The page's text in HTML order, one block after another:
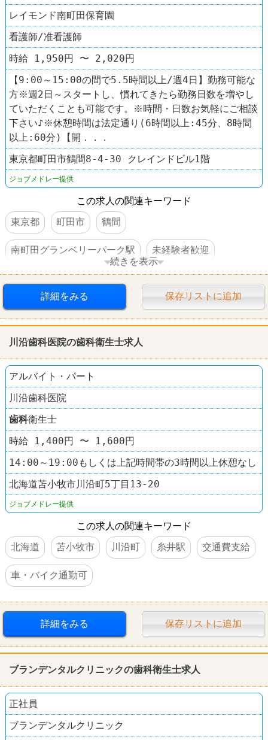
レイモンド南町田保育園
看護師/准看護師
時給 1,950円 〜 2,020円
【9:00～15:00の間で5.5時間以上/週4日】勤務可能な
方※週2日～スタートし、慣れてきたら勤務日数を増やし
ていただくことも可能です。※時間・日数お気軽にご相談
下さい♪※休憩時間は法定通り(6時間以上:45分、8時間
以上:60分)【開．．．
東京都町田市鶴間8-4-30 クレインドビル1階
ジョブメドレー提供
この求人の関連キーワード
東京都
町田市 鶴間
南町田グランベリーパーク駅 未経験者歓迎
交通費支給 社保完備
続きを表示
詳細をみる 保存リストに追加
川沿歯科医院の歯科衛生士求人
アルバイト・パート
川沿歯科医院
歯科衛生士
時給 1,400円 〜 1,600円
14:00～19:00もしくは上記時間帯の3時間以上休憩なし
北海道苫小牧市川沿町5丁目13-20
ジョブメドレー提供
この求人の関連キーワード
北海道
苫小牧市 川沿町 糸井駅 交通費支給
車・バイク通勤可
詳細をみる 保存リストに追加
ブランデンタルクリニックの歯科衛生士求人
正社員
ブランデンタルクリニック